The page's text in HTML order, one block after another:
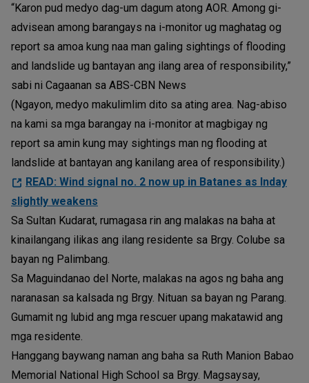
“Karon pud medyo dag-um dagum atong AOR. Among gi-
advisean among barangays na i-monitor ug maghatag og
report sa amoa kung naa man galing sightings of flooding
and landslide ug bantayan ang ilang area of responsibility,”
sabi ni Cagaanan sa ABS-CBN News
(Ngayon, medyo makulimlim dito sa ating area. Nag-abiso
na kami sa mga barangay na i-monitor at magbigay ng
report sa amin kung may sightings man ng flooding at
landslide at bantayan ang kanilang area of responsibility.)
READ: Wind signal no. 2 now up in Batanes as Inday
slightly weakens
Sa Sultan Kudarat, rumagasa rin ang malakas na baha at
kinailangang ilikas ang ilang residente sa Brgy. Colube sa
bayan ng Palimbang.
Sa Maguindanao del Norte, malakas na agos ng baha ang
naranasan sa kalsada ng Brgy. Nituan sa bayan ng Parang.
Gumamit ng lubid ang mga rescuer upang makatawid ang
mga residente.
Hanggang baywang naman ang baha sa Ruth Manion Babao
Memorial National High School sa Brgy. Magsaysay,